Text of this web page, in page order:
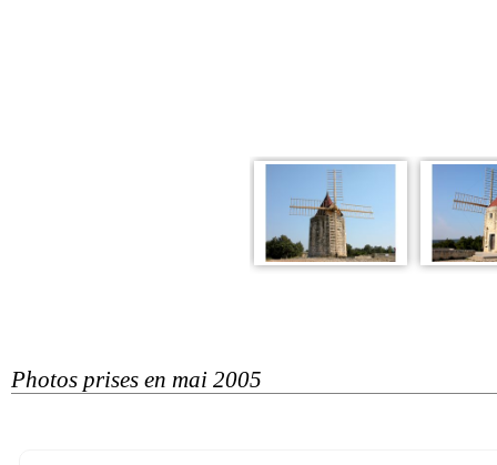
Photos prises en mai 2005